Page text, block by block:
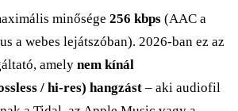
minősége 256 kbps (AAC a
a webes lejátszóban). 2026-ban ez az
amely nem kínál
/ hi-res) hangzást – aki audiofil